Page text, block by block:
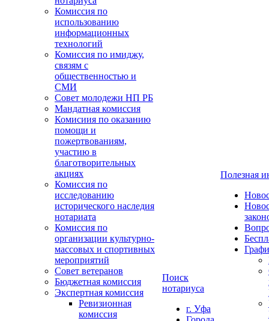
Комиссия по
использованию
информационных
технологий
Комиссия по имиджу,
связям с
общественностью и
СМИ
Совет молодежи НП РБ
Мандатная комиссия
Комисиия по оказанию
помощи и
пожертвованиям,
участию в
благотворительных
акциях
Комиссия по
исследованию
исторического наследия
нотариата
Комиссия по
организации культурно-
массовых и спортивных
мероприятий
Совет ветеранов
Бюджетная комиссия
Экспертная комиссия
Ревизионная
комиссия
Поиск
нотариуса
г. Уфа
Полезная